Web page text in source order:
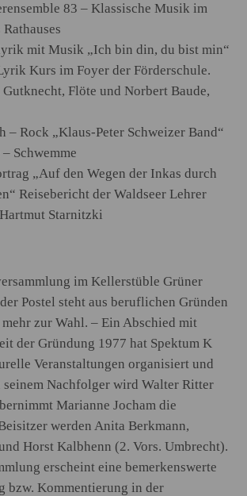
83 – Klassische Musik im
mit Musik „Ich bin din, du bist min“
Kurs im Foyer der Förderschule.
Flöte und Norbert Baude,
– Rock „Klaus-Peter Schweizer Band“
Schwemme
„Auf den Wegen der Inkas durch
Reisebericht der Waldseer Lehrer
Starnitzki
im Kellerstüble Grüner
Postel steht aus beruflichen Gründen
zur Wahl. – Ein Abschied mit
der Gründung 1977 hat Spektum K
Veranstaltungen organisiert und
Nachfolger wird Walter Ritter
Marianne Jocham die
werden Anita Berkmann,
Horst Kalbhenn (2. Vors. Umbrecht).
erscheint eine bemerkenswerte
bzw. Kommentierung in der